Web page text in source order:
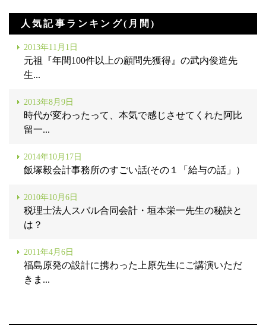
人気記事ランキング(月間)
2013年11月1日
元祖『年間100件以上の顧問先獲得』の武内俊造先
生...
2013年8月9日
時代が変わったって、本気で感じさせてくれた阿比
留一...
2014年10月17日
飯塚毅会計事務所のすごい話(その１「給与の話」）
2010年10月6日
税理士法人スバル合同会計・垣本栄一先生の秘訣と
は？
2011年4月6日
福島原発の設計に携わった上原先生にご講演いただ
きま...